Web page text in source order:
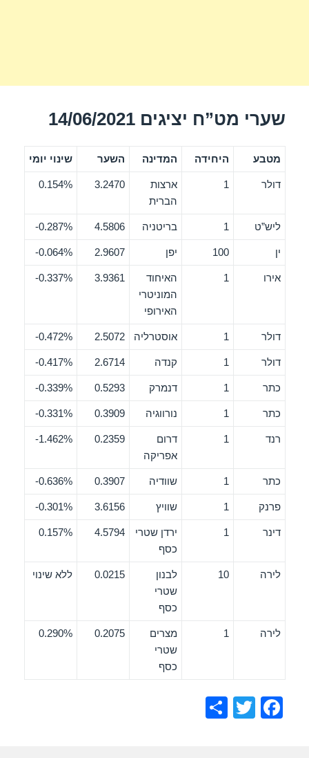
שערי מט”ח יציגים 14/06/2021
מטבע היחידה המדינה השער שינוי יומי
דולר 1
ארצות
הברית
3.2470
0.154%
ליש”ט 1 בריטניה 4.5806
0.287%-
ין 100 יפן 2.9607
0.064%-
אירו 1
האיחוד
המוניטרי
האירופי
3.9361
0.337%-
דולר 1 אוסטרליה 2.5072
0.472%-
דולר 1 קנדה 2.6714
0.417%-
כתר 1 דנמרק 0.5293
0.339%-
כתר 1 נורווגיה 0.3909
0.331%-
רנד 1
דרום
אפריקה
0.2359
1.462%-
כתר 1 שוודיה 0.3907
0.636%-
פרנק 1 שוויץ 3.6156
0.301%-
דינר 1
ירדן שטרי
כסף
4.5794
0.157%
לירה 10
לבנון
שטרי
כסף
0.0215 ללא שינוי
לירה 1
מצרים
שטרי
כסף
0.2075
0.290%
F
T